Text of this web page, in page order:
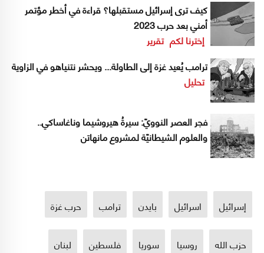
كيف ترى إسرائيل مستقبلها؟ قراءة في أخطر مؤتمر
أمني بعد حرب 2023
إخترنا لكم تقرير
ترامب يُعيد غزة إلى الطاولة... ويحشر نتنياهو في الزاوية
تحليل
فجر العصر النوويّ: سيرةُ هيروشيما وناغاساكي..
والعلوم الشيطانيّة لمشروع مانهاتن
إسرائيل اسرائيل بايدن ترامب حرب غزة
حزب الله روسيا سوريا فلسطين لبنان